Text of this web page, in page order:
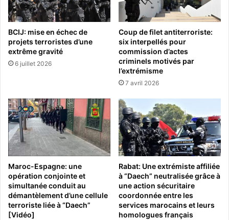
BCIJ: mise en échec de
projets terroristes d’une
extrême gravité
6 juillet 2026
Coup de filet antiterroriste:
six interpellés pour
commission d’actes
criminels motivés par
l’extrémisme
7 avril 2026
Maroc-Espagne: une
opération conjointe et
simultanée conduit au
démantèlement d’une cellule
terroriste liée à “Daech”
[Vidéo]
Rabat: Une extrémiste affiliée
à “Daech” neutralisée grâce à
une action sécuritaire
coordonnée entre les
services marocains et leurs
homologues français